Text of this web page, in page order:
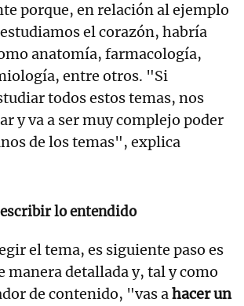
porque, en relación al ejemplo
el corazón, habría
anatomía, farmacología,
entre otros. "Si
todos estos temas, nos
y va a ser muy complejo poder
de los temas", explica
lo entendido
el tema, es siguiente paso es
manera detallada y, tal y como
de contenido, "vas ahacer un